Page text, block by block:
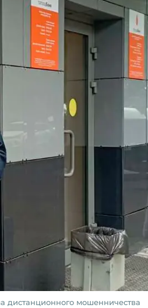
дистанционного мошенничества